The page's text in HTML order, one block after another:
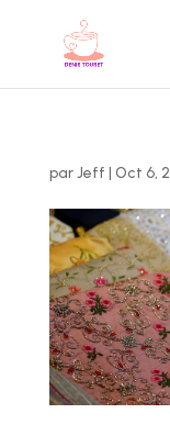
parJeff | Oct 6,